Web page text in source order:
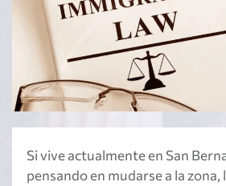
Si vive actualmente en San
pensando en mudarse a la zona,